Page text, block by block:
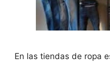
En las tiendas de ropa